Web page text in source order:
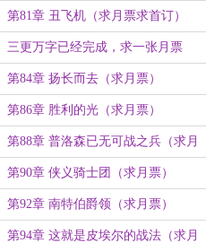
订）
第81章 丑飞机（求月票求首订）
三更万字已经完成，求一张月票
第84章 扬长而去（求月票）
第86章 胜利的光（求月票）
第88章 普洛森已无可战之兵（求月
票）
第90章 侠义骑士团（求月票）
第92章 南特伯爵领（求月票）
第94章 这就是皮埃尔的战法（求月